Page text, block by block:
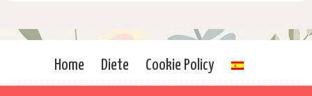
Home Diete Cookie Policy